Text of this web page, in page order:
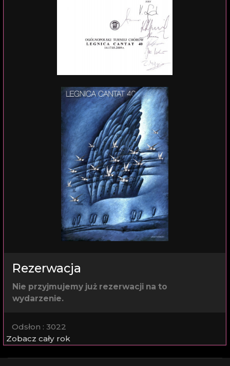
Rezerwacja
Nie przyjmujemy już rezerwacji na to
wydarzenie.
Odsłon : 3022
Zobacz cały rok